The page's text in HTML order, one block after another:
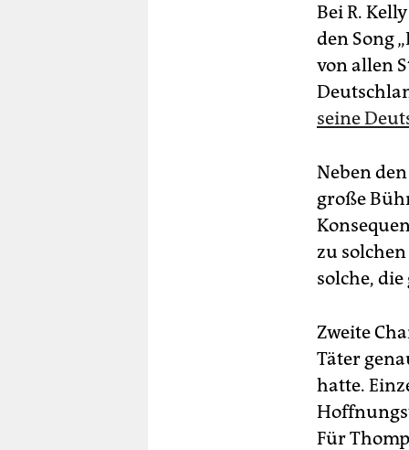
Bei R.
den Song
von allen
seine
Neben
große
zu
solche,
Zweite
Täter
hatte.
Für